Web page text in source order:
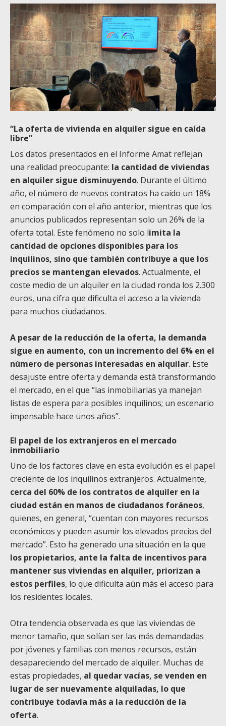
“La oferta de vivienda en alquiler sigue en caída
libre”
Los datos presentados en el Informe Amat reflejan
una realidad preocupante: la cantidad de viviendas
en alquiler sigue disminuyendo. Durante el último
año, el número de nuevos contratos ha caído un 18%
en comparación con el año anterior, mientras que los
anuncios publicados representan solo un 26% de la
oferta total. Este fenómeno no solo limita la
cantidad de opciones disponibles para los
inquilinos, sino que también contribuye a que los
precios se mantengan elevados. Actualmente, el
coste medio de un alquiler en la ciudad ronda los 2.300
euros, una cifra que dificulta el acceso a la vivienda
para muchos ciudadanos.
A pesar de la reducción de la oferta, la demanda
sigue en aumento, con un incremento del 6% en el
número de personas interesadas en alquilar. Este
desajuste entre oferta y demanda está transformando
el mercado, en el que “las inmobiliarias ya manejan
listas de espera para posibles inquilinos; un escenario
impensable hace unos años”.
El papel de los extranjeros en el mercado
inmobiliario
Uno de los factores clave en esta evolución es el papel
creciente de los inquilinos extranjeros. Actualmente,
cerca del 60% de los contratos de alquiler en la
ciudad están en manos de ciudadanos foráneos,
quienes, en general, “cuentan con mayores recursos
económicos y pueden asumir los elevados precios del
mercado”. Esto ha generado una situación en la que
los propietarios, ante la falta de incentivos para
mantener sus viviendas en alquiler, priorizan a
estos perfiles, lo que dificulta aún más el acceso para
los residentes locales.
Otra tendencia observada es que las viviendas de
menor tamaño, que solían ser las más demandadas
por jóvenes y familias con menos recursos, están
desapareciendo del mercado de alquiler. Muchas de
estas propiedades, al quedar vacías, se venden en
lugar de ser nuevamente alquiladas, lo que
contribuye todavía más a la reducción de la
oferta.